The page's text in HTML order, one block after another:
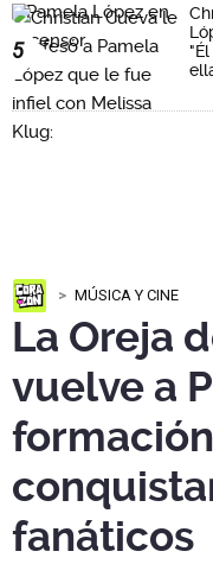
5
MÚSICA Y CINE
La Oreja
vuelve a
fanáticos